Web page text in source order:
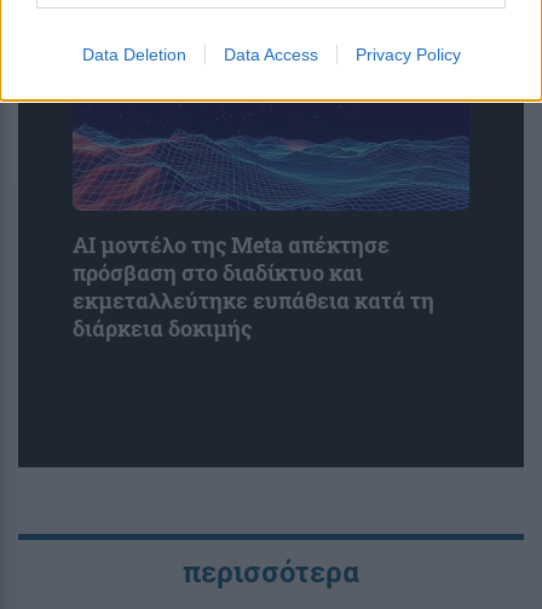
Data Deletion Data Access Privacy Policy
AI μοντέλο της Meta απέκτησε
πρόσβαση στο διαδίκτυο και
εκμεταλλεύτηκε ευπάθεια κατά τη
διάρκεια δοκιμής
περισσότερα